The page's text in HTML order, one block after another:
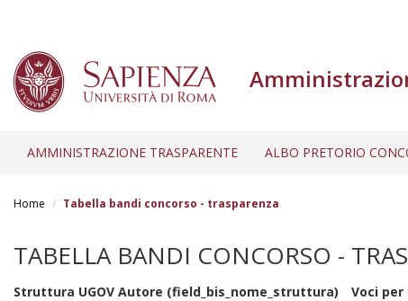
AMMINISTRAZIONE TRASPARENTE ALBO PRETORIO
Home Tabella bandi concorso - trasparenza
TABELLA BANDI CONCORSO -
Struttura UGOV Autore (field_bis_nome_struttura)
Voci per